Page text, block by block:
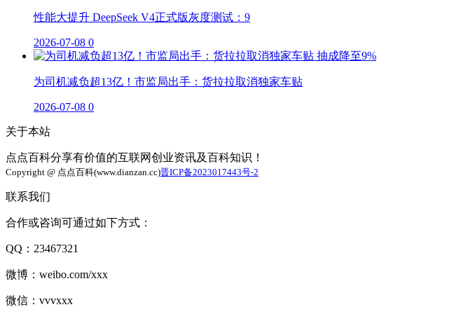
性能大提升 DeepSeek V4正式版灰度测试：9
2026-07-08 0
为司机减负超13亿！市监局出手：货拉拉取消独家车贴
2026-07-08 0
关于本站
点点百科分享有价值的互联网创业资讯及百科知识！
Copyright @ 点点百科(www.dianzan.cc)晋ICP备2023017443号-2
联系我们
合作或咨询可通过如下方式：
QQ：23467321
微博：weibo.com/xxx
微信：vvvxxx